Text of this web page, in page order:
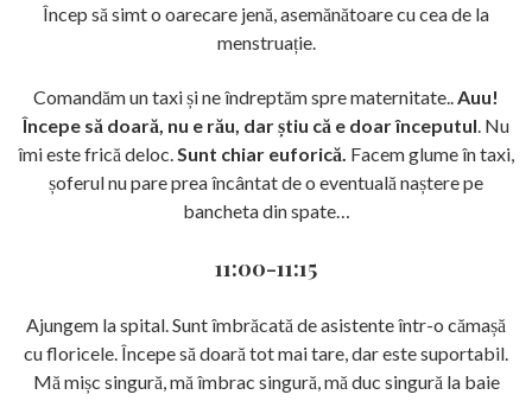
Încep să simt o oarecare jenă, asemănătoare cu cea de la
menstruație.
Comandăm un taxi și ne îndreptăm spre maternitate.. Auu!
Începe să doară, nu e rău, dar știu că e doar începutul . Nu
îmi este frică deloc. Sunt chiar euforică. Facem glume în taxi,
șoferul nu pare prea încântat de o eventuală naștere pe
bancheta din spate…
11:00-11:15
Ajungem la spital. Sunt îmbrăcată de asistente într-o cămașă
cu floricele. Începe să doară tot mai tare, dar este suportabil.
Mă mișc singură, mă îmbrac singură, mă duc singură la baie